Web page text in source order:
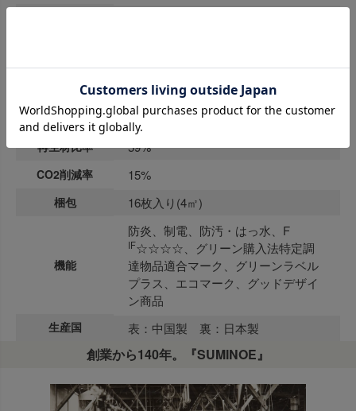
防炎 E2210375
制電
1,000V以下 JIS L-4406 (合成底) 23℃
25%RH
再生材比率 59%
CO2削減率 15%
梱包 16枚入り(4㎡)
機能
防炎、制電、防汚・はっ水、F
IF☆☆☆☆、グリーン購入法特定調
達物品適合マーク、グリーンラベル
プラス、エコマーク、グッドデザイ
ン商品
生産国 表：中国製 裏：日本製
創業から140年。『SUMINOE』